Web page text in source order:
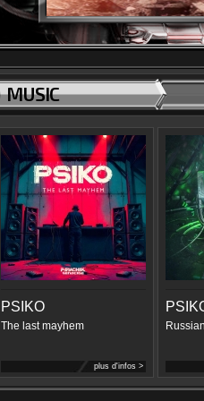
MUSIC
PSIKO
The last mayhem
plus d'infos >